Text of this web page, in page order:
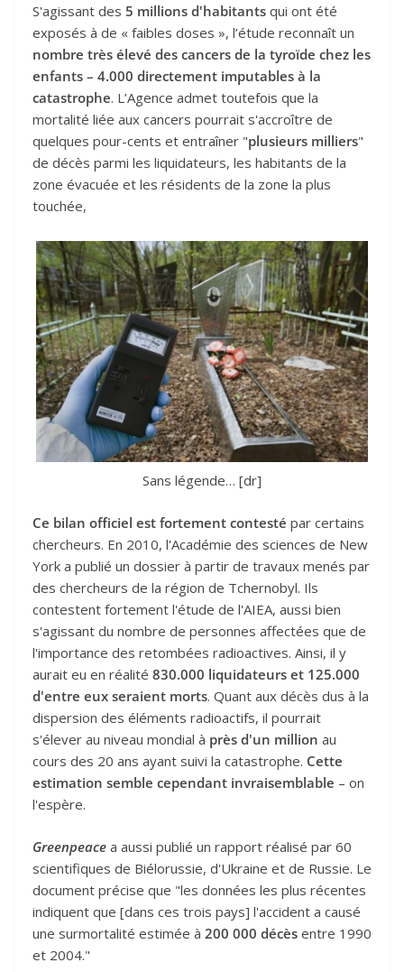
S'agissant des 5 millions d'habitants qui ont été
exposés à de « faibles doses », l’étude reconnaît un
nombre très élevé des cancers de la tyroïde chez les
enfants – 4.000 directement imputables à la
catastrophe. L’Agence admet toutefois que la
mortalité liée aux cancers pourrait s'accroître de
quelques pour-cents et entraîner "plusieurs milliers"
de décès parmi les liquidateurs, les habitants de la
zone évacuée et les résidents de la zone la plus
touchée,
Sans légende… [dr]
Ce bilan officiel est fortement contesté par certains
chercheurs. En 2010, l'Académie des sciences de New
York a publié un dossier à partir de travaux menés par
des chercheurs de la région de Tchernobyl. Ils
contestent fortement l'étude de l'AIEA, aussi bien
s'agissant du nombre de personnes affectées que de
l'importance des retombées radioactives. Ainsi, il y
aurait eu en réalité 830.000 liquidateurs et 125.000
d'entre eux seraient morts. Quant aux décès dus à la
dispersion des éléments radioactifs, il pourrait
s'élever au niveau mondial à près d'un million au
cours des 20 ans ayant suivi la catastrophe. Cette
estimation semble cependant invraisemblable – on
l'espère.
Greenpeace a aussi publié un rapport réalisé par 60
scientifiques de Biélorussie, d'Ukraine et de Russie. Le
document précise que "les données les plus récentes
indiquent que [dans ces trois pays] l'accident a causé
une surmortalité estimée à 200 000 décès entre 1990
et 2004."